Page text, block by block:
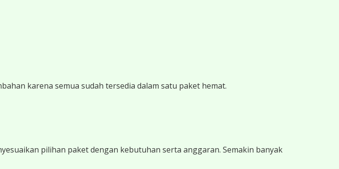
karena semua sudah tersedia dalam satu paket hemat.
pilihan paket dengan kebutuhan serta anggaran. Semakin banyak